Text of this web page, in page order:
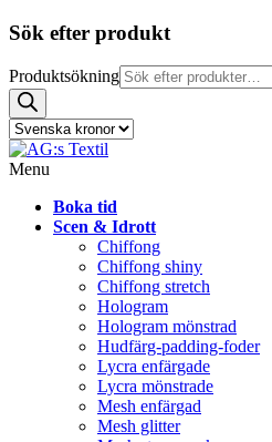
Sök efter produkt
Produktsökning
Menu
Boka tid
Scen & Idrott
Chiffong
Chiffong shiny
Chiffong stretch
Hologram
Hologram mönstrad
Hudfärg-padding-foder
Lycra enfärgade
Lycra mönstrade
Mesh enfärgad
Mesh glitter